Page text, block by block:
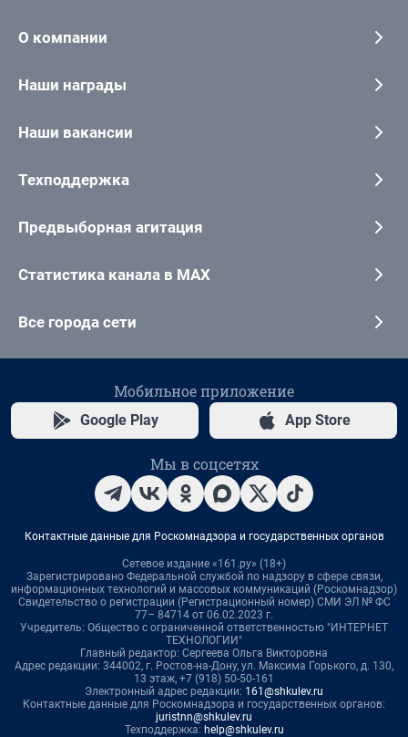
О компании
Наши награды
Наши вакансии
Техподдержка
Предвыборная агитация
Статистика канала в MAX
Все города сети
Мобильное приложение
Google Play App Store
Мы в соцсетях
Контактные данные для Роскомнадзора и государственных органов
Сетевое издание «161.ру» (18+)
Зарегистрировано Федеральной службой по надзору в сфере связи,
информационных технологий и массовых коммуникаций (Роскомнадзор)
Свидетельство о регистрации (Регистрационный номер) СМИ ЭЛ № ФС
77– 84714 от 06.02.2023 г.
Учредитель: Общество с ограниченной ответственностью "ИНТЕРНЕТ
ТЕХНОЛОГИИ"
Главный редактор: Сергеева Ольга Викторовна
Адрес редакции: 344002, г. Ростов-на-Дону, ул. Максима Горького, д. 130,
13 этаж, +7 (918) 50-50-161
Электронный адрес редакции: 161@shkulev.ru
Контактные данные для Роскомнадзора и государственных органов:
juristnn@shkulev.ru
Техподдержка: help@shkulev.ru